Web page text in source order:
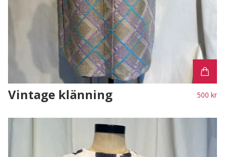
Vintage klänning 500 kr